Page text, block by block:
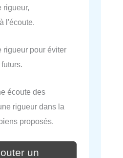
rigueur,
l'écoute.
rigueur pour éviter
écoute des
rigueur dans la
proposés.
un